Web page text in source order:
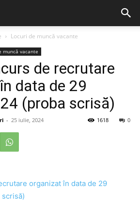
Locuri de muncă vacante
muncă vacante
de recrutare
data de 29
(proba scrisă)
- 25 iulie, 2024 0
1618
organizat în data de 29